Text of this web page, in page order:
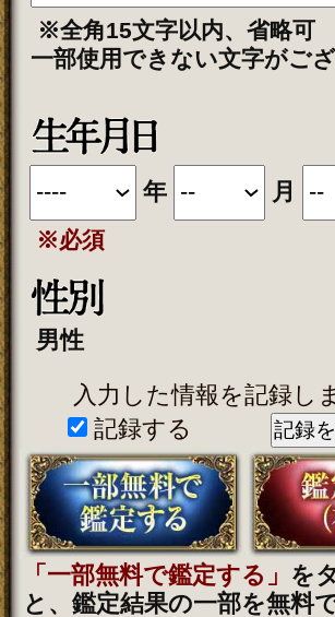
■一部無料で結果を見る場合■
「一部無料で鑑定する」をタップする
と、鑑定結果の一部を無料でご覧になれ
■最初から有料で結果を見る場合■
「鑑定する（有料）」をクリックする
と、最初から鑑定結果のすべてをご覧に
なれます。
テレシスネットワーク株式会社は、
ビスを提供するためにのみ使用し、
情報の蓄積を行ったり、他の目的で
の際は、当社「
さい。
動作環境
この占い番組は、次の環境でご
利用ください。
＜OS＞
Android 5.0以降
iOS 10.0以降